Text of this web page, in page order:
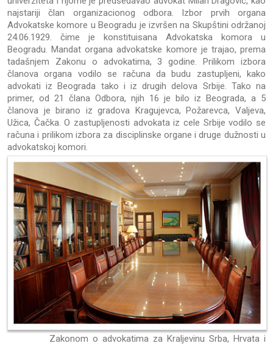
najstariji član organizacionog odbora. Izbor prvih organa
Advokatske komore u Beogradu je izvršen na Skupštini održanoj
24.06.1929. čime je konstituisana Advokatska komora u
Beogradu. Mandat organa advokatske komore je trajao, prema
tadašnjem Zakonu o advokatima, 3 godine. Prilikom izbora
članova organa vodilo se računa da budu zastupljeni, kako
advokati iz Beograda tako i iz drugih delova Srbije. Tako na
primer, od 21 člana Odbora, njih 16 je bilo iz Beograda, a 5
članova je birano iz gradova Kragujevca, Požarevca, Valjeva,
Užica, Čačka. O zastupljenosti advokata iz cele Srbije vodilo se
računa i prilikom izbora za disciplinske organe i druge dužnosti u
advokatskoj komori.
Zakonom o advokatima za Kraljevinu Srba, Hrvata i